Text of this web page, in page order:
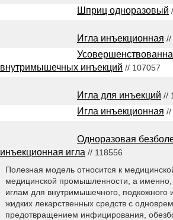
Шприц одноразовый
Игла инъекционная //
внутримышечных инъекций // 107057
Игла для инъекций //
Игла инъекционная //
Одноразовая
инъекционная игла // 118556
Полезная модель относится к
медицинской промышленности, а
иглам для внутримышечного, подкожного
жидких лекарственных средств с
предотвращением инфицирования,